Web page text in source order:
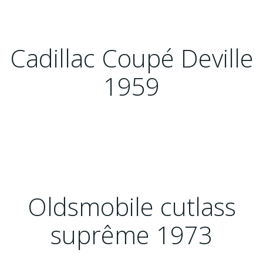
Cadillac Coupé Deville
1959
Oldsmobile cutlass
suprême 1973